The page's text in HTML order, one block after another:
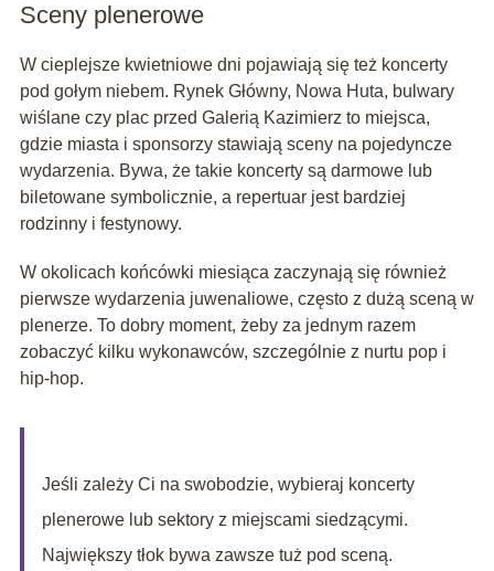
Sceny plenerowe
W cieplejsze kwietniowe dni pojawiają się też koncerty
pod gołym niebem. Rynek Główny, Nowa Huta, bulwary
wiślane czy plac przed Galerią Kazimierz to miejsca,
gdzie miasta i sponsorzy stawiają sceny na pojedyncze
wydarzenia. Bywa, że takie koncerty są darmowe lub
biletowane symbolicznie, a repertuar jest bardziej
rodzinny i festynowy.
W okolicach końcówki miesiąca zaczynają się również
pierwsze wydarzenia juwenaliowe, często z dużą sceną w
plenerze. To dobry moment, żeby za jednym razem
zobaczyć kilku wykonawców, szczególnie z nurtu pop i
hip-hop.
Jeśli zależy Ci na swobodzie, wybieraj koncerty
plenerowe lub sektory z miejscami siedzącymi.
Największy tłok bywa zawsze tuż pod sceną.